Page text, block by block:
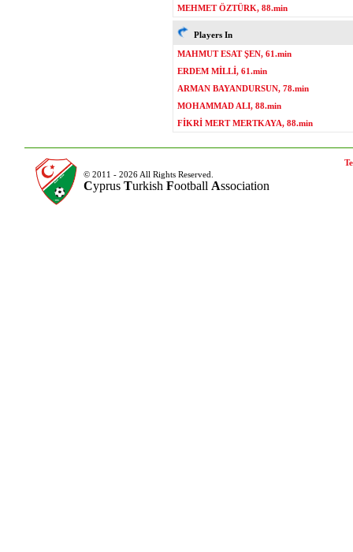
MEHMET ÖZTÜRK, 88.min
Players In
MAHMUT ESAT ŞEN, 61.min
ERDEM MİLLİ, 61.min
ARMAN BAYANDURSUN, 78.min
MOHAMMAD ALI, 88.min
FİKRİ MERT MERTKAYA, 88.min
© 2011 - 2026 All Rights Reserved.
Cyprus Turkish Football Association